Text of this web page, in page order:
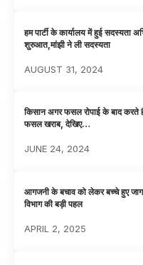
हम पार्टी के कार्यालय में हुई सदस्यता
शुरुआत,मांझी ने ली सदस्यता
AUGUST 31, 2024
किसान अगर फसल रोपाई के बाद करते
फसल खराब, देखिए…
JUNE 24, 2024
आगजनी के बचाव को लेकर बच्चे हुए
विभाग की बड़ी पहल
APRIL 2, 2025